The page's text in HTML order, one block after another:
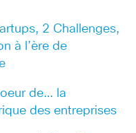
2 Challenges,
à l’ère de
de… la
des entreprises